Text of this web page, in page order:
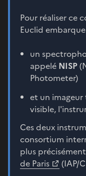
Pour réaliser ce
Euclid
un
appelé NISP
Photometer)
et un
visible,
Ces deux
consortium
plus
de Paris
(IAP/